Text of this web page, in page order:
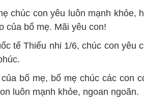
chúc con yêu luôn mạnh khỏe,
của bố mẹ. Mãi yêu con!
tế Thiếu nhi 1/6, chúc con yêu
bố mẹ, bố mẹ chúc các con
luôn mạnh khỏe, ngoan ngoãn.